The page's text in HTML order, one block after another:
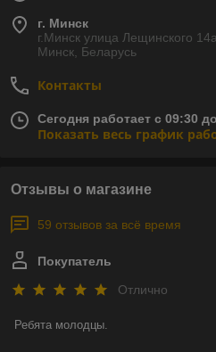
г. Минск
г.Минск улица Лещинского
Минск, Беларусь
Контакты
Сегодня работает с 09:30
Показать весь график
Отзывы о магазине
59 отзывов за всё время
Покупатель
Отлично
Ребята молодцы.